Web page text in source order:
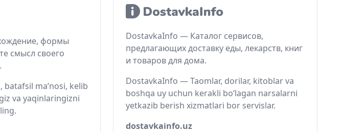
формы
смысл своего
batafsil ma’nosi, kelib
va yaqinlaringizni
DostavkaInfo — Каталог сервисов,
предлагающих доставку еды, лекарств, книг
и товаров для дома.
DostavkaInfo — Taomlar, dorilar, kitoblar va
boshqa uy uchun kerakli bo‘lagan narsalarni
yetkazib berish xizmatlari bor servislar.
dostavkainfo.uz